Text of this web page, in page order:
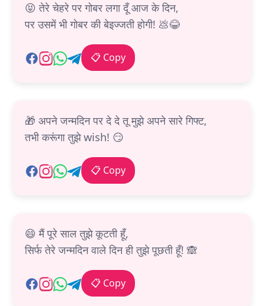
😝 तेरे चेहरे पर गोबर लगा दूँ आज के दिन,
पर उसमें भी गोबर की बेइज्जती होगी! 💩😂
📋 Copy
🎁 अपने जन्मदिन पर दे दे तू मुझे अपने सारे गिफ्ट,
तभी करूंगा तुझे wish! 😏
📋 Copy
😄 मैं पूरे साल तुझे कूटती हूँ,
सिर्फ तेरे जन्मदिन वाले दिन ही तुझे पूछती हूँ! 🙈
📋 Copy